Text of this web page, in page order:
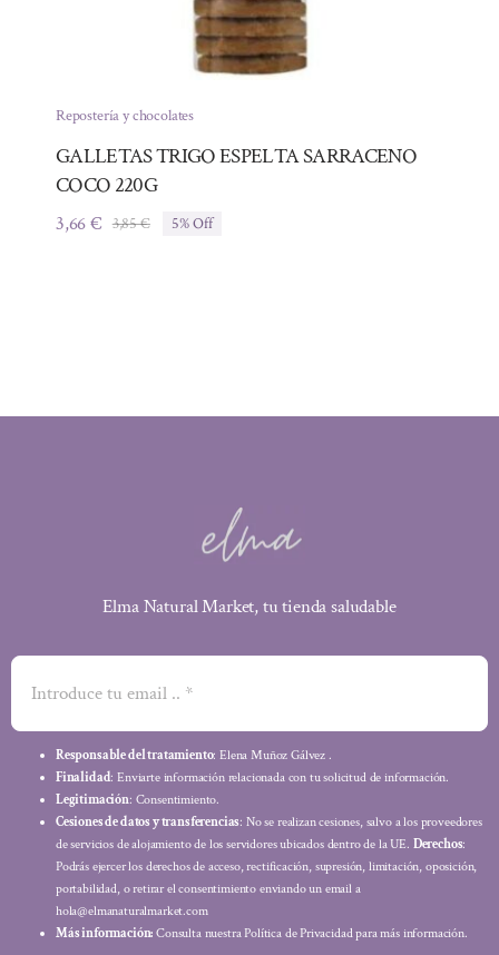
Repostería y chocolates
GALLETAS TRIGO ESPELTA SARRACENO
COCO 220G
3,85€El
3,66€
El
5% Off
Elma Natural Market, tu tienda saludable
Responsable del tratamiento: Elena Muñoz Gálvez .
Finalidad: Enviarte información relacionada con tu solicitud de información.
Legitimación: Consentimiento.
Cesiones de datos y transferencias: No se realizan cesiones, salvo a los proveedores
de servicios de alojamiento de los servidores ubicados dentro de la UE. Derechos:
Podrás ejercer los derechos de acceso, rectificación, supresión, limitación, oposición,
portabilidad, o retirar el consentimiento enviando un email a
hola@elmanaturalmarket.com
Más información: Consulta nuestra Política de Privacidad para más información.